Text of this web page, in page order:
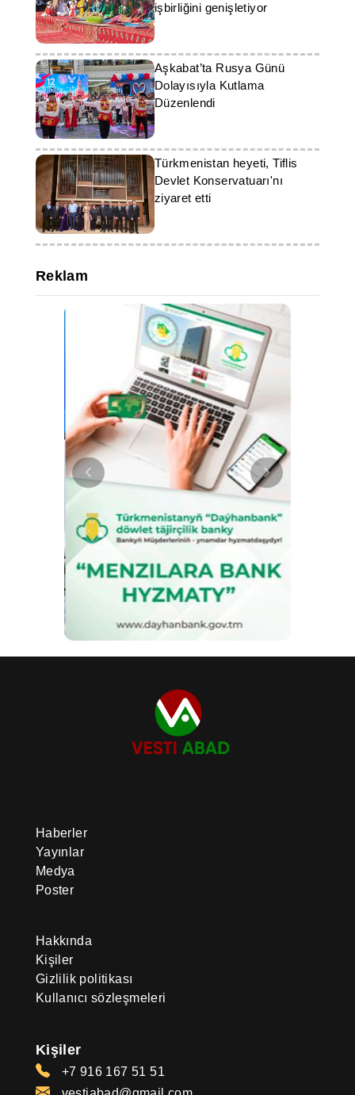
işbirliğini genişletiyor
Aşkabat’ta Rusya Günü
Dolayısıyla Kutlama
Düzenlendi
Türkmenistan heyeti, Tiflis
Devlet Konservatuarı'nı
ziyaret etti
Reklam
Haberler
Yayınlar
Medya
Poster
Hakkında
Kişiler
Gizlilik politikası
Kullanıcı sözleşmeleri
Kişiler
+7 916 167 51 51